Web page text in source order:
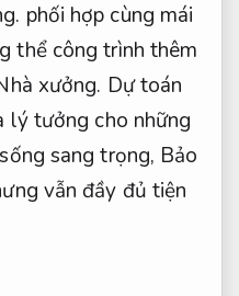
phối hợp cùng mái
thể công trình thêm
xưởng. Dự toán
lý tưởng cho những
sang trọng, Bảo
vẫn đầy đủ tiện